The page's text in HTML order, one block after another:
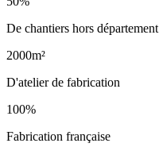
De chantiers hors département
2000m²
D'atelier de fabrication
100%
Fabrication française